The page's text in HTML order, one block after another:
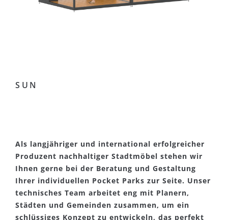
SUN
Als langjähriger und international erfolgreicher
Produzent nachhaltiger Stadtmöbel stehen wir
Ihnen gerne bei der Beratung und Gestaltung
Ihrer individuellen Pocket Parks zur Seite. Unser
technisches Team arbeitet eng mit Planern,
Städten und Gemeinden zusammen, um ein
schlüssiges Konzept zu entwickeln, das perfekt